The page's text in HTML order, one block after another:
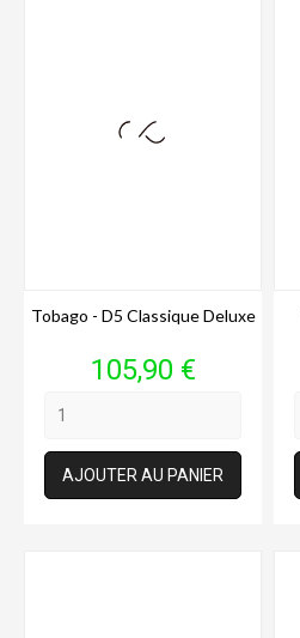
Tobago - D5 Classique Deluxe
Prix
105,90 €
AJOUTER AU PANIER